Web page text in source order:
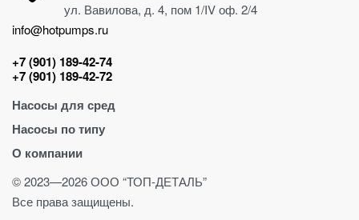
ул. Вавилова, д. 4, пом 1/IV оф. 2/4
info@hotpumps.ru
+7 (901) 189-42-74
+7 (901) 189-42-72
Насосы для сред
Для абразива
Для воды
Для вязких сред
Для кислот
Для масла
Насосы по типу
Винтовые насосы
Центробежные насосы
Шнековые насосы
О компании
О компании
Полезное
© 2023—2026 ООО “ТОП-ДЕТАЛЬ”
Все права защищены.